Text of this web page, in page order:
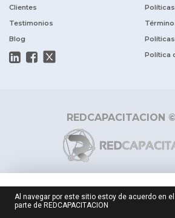
$ 41.000
Clientes
Testimonios
Blog
Políticas
Política
REDCAPACITACION
Al navegar por este sitio estoy de acuerdo en
parte de REDCAPACITACION